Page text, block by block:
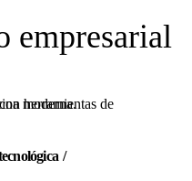
empresarial